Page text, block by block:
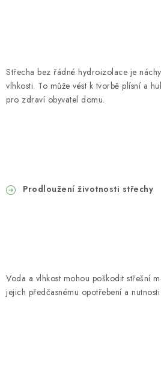
Střecha bez řádné hydroizolace je
vlhkosti. To může vést k tvorbě plísní a
pro zdraví obyvatel domu.
Prodloužení životnosti střechy
Voda a vlhkost mohou poškodit střešní
jejich předčasnému opotřebení a